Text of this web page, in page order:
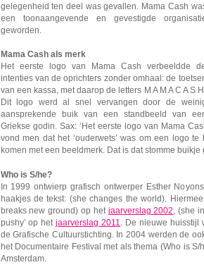
gelegenheid ten deel was gevallen. Mama Cash
een toonaangevende en gevestigde
geworden.
Mama Cash als merk
Het eerste logo van Mama Cash verbeeldde
intenties van de oprichters zonder omhaal: de
van een kassa, met daarop de letters M A M A C A S
Dit logo werd al snel vervangen door de
aansprekende buik van een standbeeld van
Griekse godin. Sax: ‘Het eerste logo van Mama
vond men dat het ‘ouderwets’ was om een logo
komen met een beeldmerk. Dat is dat stomme buikje
Who is S/he?
In 1999 ontwierp grafisch ontwerper Esther
haakjes de tekst: (she changes the world).
breaks new ground) op het jaarverslag 2002 , (she
pushy’ op hetjaarverslag 2011
. De nieuwe
de Grafische Cultuurstichting. In 2004 werden de
het Documentaire Festival met als thema (Who is
Amsterdam.